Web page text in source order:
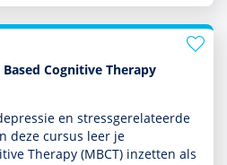
Cognitive Therapy
en stressgerelateerde
deze cursus leer je
Therapy (MBCT) inzetten als